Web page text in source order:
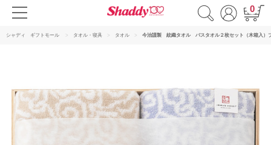
0
シャディ ギフトモール タオル・寝具 タオル 今治謹製 紋織タオル バスタオル２枚セット（木箱入）